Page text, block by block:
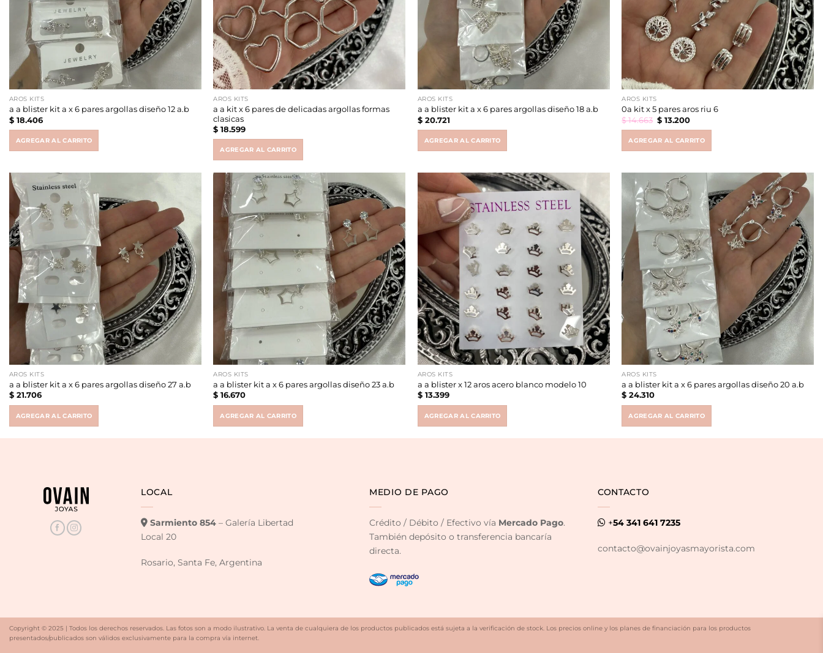
AROS KITS
a a blister kit a x 6 pares argollas diseño 12 a.b
$18.406
AGREGAR AL CARRITO
AROS KITS
a a kit x 6 pares de delicadas argollas formas
clasicas
$ 18.599
AGREGAR AL CARRITO
AROS KITS
a a blister kit a x 6 pares argollas diseño 18 a.b
$20.721
AGREGAR AL CARRITO
AROS KITS
0a kit x 5 pares aros riu 6
$14.663 Original
price
$ 14.663.
$ 13.200Current
$ 13.200.
AGREGAR AL CARRITO
AROS KITS
a a blister kit a x 6 pares argollas diseño 27 a.b
$21.706
AGREGAR AL CARRITO
AROS KITS
a a blister kit a x 6 pares argollas diseño 23 a.b
$ 16.670
AGREGAR AL CARRITO
AROS KITS
a a blister x 12 aros acero blanco modelo 10
$13.399
AGREGAR AL CARRITO
AROS KITS
a a blister kit a x 6 pares argollas diseño 20 a.b
$ 24.310
AGREGAR AL CARRITO
LOCAL
Sarmiento 854– Galería Libertad
Local 20
Rosario, Santa Fe, Argentina
MEDIO DE PAGO
Crédito / Débito / Efectivo vía Mercado Pago.
También depósito o transferencia bancaría
directa.
CONTACTO
+54 341 641 7235
contacto@ovainjoyasmayorista.com
Copyright © 2025 | Todos los derechos reservados. Las fotos son a modo ilustrativo. La venta de cualquiera de los productos publicados está sujeta a la verificación de stock. Los precios online y los planes de financiación para los productos
presentados/publicados son válidos exclusivamente para la compra vía internet.